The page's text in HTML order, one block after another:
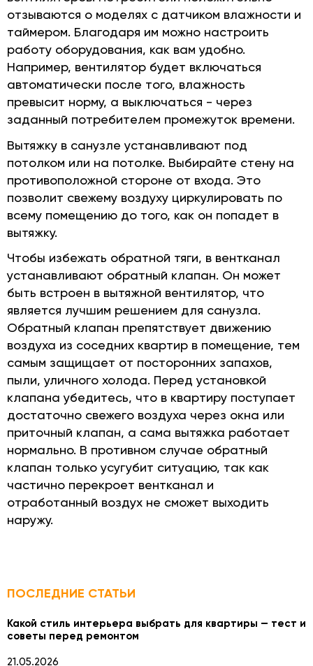
отзываются о моделях с датчиком влажности и
таймером. Благодаря им можно настроить
работу оборудования, как вам удобно.
Например, вентилятор будет включаться
автоматически после того, влажность
превысит норму, а выключаться - через
заданный потребителем промежуток времени.
Вытяжку в санузле устанавливают под
потолком или на потолке. Выбирайте стену на
противоположной стороне от входа. Это
позволит свежему воздуху циркулировать по
всему помещению до того, как он попадет в
вытяжку.
Чтобы избежать обратной тяги, в вентканал
устанавливают обратный клапан. Он может
быть встроен в вытяжной вентилятор, что
является лучшим решением для санузла.
Обратный клапан препятствует движению
воздуха из соседних квартир в помещение, тем
самым защищает от посторонних запахов,
пыли, уличного холода. Перед установкой
клапана убедитесь, что в квартиру поступает
достаточно свежего воздуха через окна или
приточный клапан, а сама вытяжка работает
нормально. В противном случае обратный
клапан только усугубит ситуацию, так как
частично перекроет вентканал и
отработанный воздух не сможет выходить
наружу.
ПОСЛЕДНИЕ СТАТЬИ
Какой стиль интерьера выбрать для квартиры — тест и
советы перед ремонтом
21.05.2026